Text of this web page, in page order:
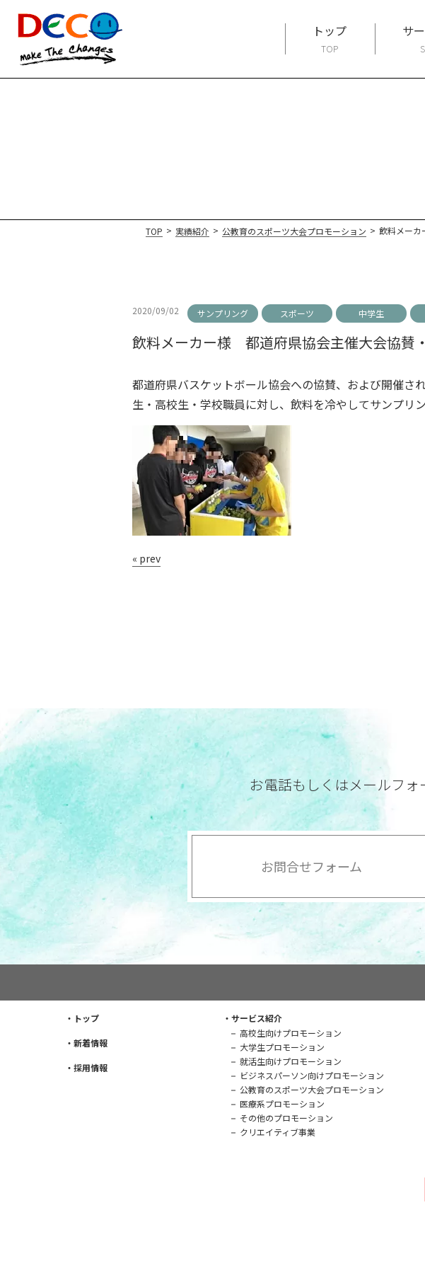
トップ
TOP
サ
TOP > 実績紹介 > 公教育のスポーツ大会プロモーション > 飲料メー
2020/09/02 サンプリング スポーツ 中学生
飲料メーカー様 都道府県協会主催大会協賛
都道府県バスケットボール協会への協賛、および開催さ
生・高校生・学校職員に対し、飲料を冷やしてサンプリン
« prev
お電話もしくはメールフォ
お問合せフォーム
トップ
新着情報
採用情報
サービス紹介
高校生向けプロモーション
大学生プロモーション
就活生向けプロモーション
ビジネスパーソン向けプロモーション
公教育のスポーツ大会プロモーション
医療系プロモーション
その他のプロモーション
クリエイティブ事業